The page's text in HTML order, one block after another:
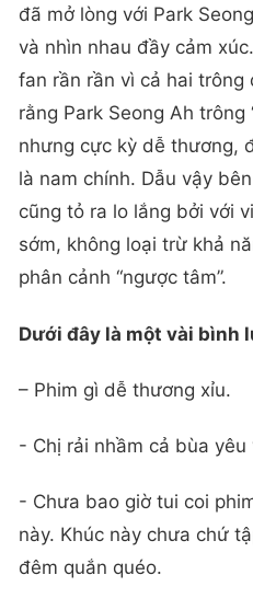
đã mở lòng với Park
và nhìn nhau đầy cảm
fan rần rần vì cả hai trông
rằng Park Seong Ah trông
nhưng cực kỳ dễ thương,
là nam chính. Dẫu vậy
cũng tỏ ra lo lắng bởi với
sớm, không loại trừ khả
phân cảnh “ngược tâm”.
Dưới đây là một vài bình
– Phim gì dễ thương xỉu.
- Chị rải nhầm cả bùa
- Chưa bao giờ tui coi
này. Khúc này chưa chứ
đêm quắn quéo.